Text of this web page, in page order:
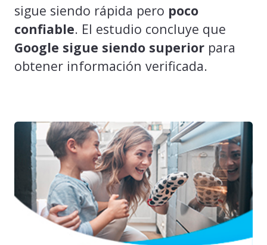
sigue siendo rápida pero poco
confiable. El estudio concluye que
Google sigue siendo superior para
obtener información verificada.